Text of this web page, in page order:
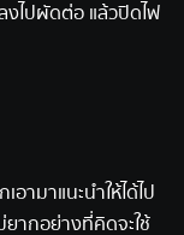
งไปผัดต่อ แล้วปิดไฟ
ามาแนะนำให้ได้ไป
ากอย่างที่คิดจะใช้